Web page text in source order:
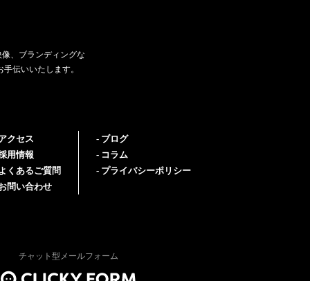
、ブランディングな
伝いいたします。
クセス
用情報
よくあるご質問
問い合わせ
ブログ
コラム
プライバシーポリシー
チャット型メールフォーム